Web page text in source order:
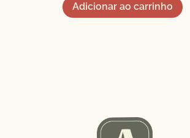
Adicionar ao carrinho